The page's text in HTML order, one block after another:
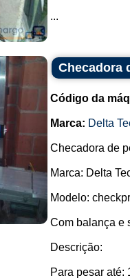
...
Checadora
Código da
Marca: Delta
Checadora de
Marca: Delta
Modelo:
Com balança e
Descrição:
Para pesar até: